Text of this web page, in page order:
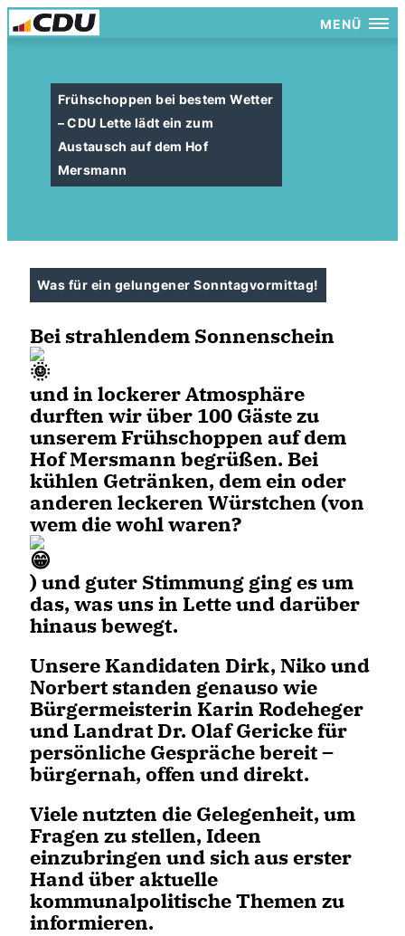
MENÜ
Frühschoppen bei bestem Wetter
– CDU Lette lädt ein zum
Austausch auf dem Hof
Mersmann
Was für ein gelungener Sonntagvormittag!
Bei strahlendem Sonnenschein
und in lockerer Atmosphäre
durften wir über 100 Gäste zu
unserem Frühschoppen auf dem
Hof Mersmann begrüßen. Bei
kühlen Getränken, dem ein oder
anderen leckeren Würstchen (von
wem die wohl waren?
) und guter Stimmung ging es um
das, was uns in Lette und darüber
hinaus bewegt.
Unsere Kandidaten Dirk, Niko und
Norbert standen genauso wie
Bürgermeisterin Karin Rodeheger
und Landrat Dr. Olaf Gericke für
persönliche Gespräche bereit –
bürgernah, offen und direkt.
Viele nutzten die Gelegenheit, um
Fragen zu stellen, Ideen
einzubringen und sich aus erster
Hand über aktuelle
kommunalpolitische Themen zu
informieren.